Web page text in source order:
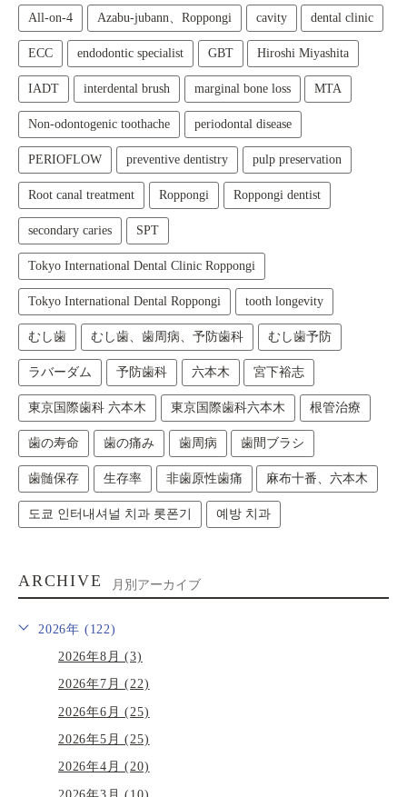
All‑on‑4 Azabu-jubann、Roppongi cavity dental clinic
ECC endodontic specialist GBT Hiroshi Miyashita
IADT interdental brush marginal bone loss MTA
Non-odontogenic toothache periodontal disease
PERIOFLOW preventive dentistry pulp preservation
Root canal treatment Roppongi Roppongi dentist
secondary caries SPT
Tokyo International Dental Clinic Roppongi
Tokyo International Dental Roppongi tooth longevity
むし歯 むし歯、歯周病、予防歯科 むし歯予防
ラバーダム 予防歯科 六本木 宮下裕志
東京国際歯科 六本木 東京国際歯科六本木 根管治療
歯の寿命 歯の痛み 歯周病 歯間ブラシ
歯髄保存 生存率 非歯原性歯痛 麻布十番、六本木
도쿄 인터내셔널 치과 롯폰기 예방 치과
ARCHIVE 月別アーカイブ
2026年 (122)
2026年8月 (3)
2026年7月 (22)
2026年6月 (25)
2026年5月 (25)
2026年4月 (20)